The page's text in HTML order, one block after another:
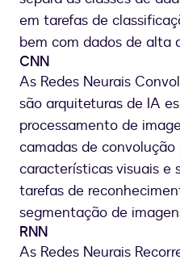
em tarefas de
bem com dados de alta
CNN
As Redes Neurais
são arquiteturas de IA
processamento de
camadas de
características visuais e
tarefas de
segmentação de
RNN
As Redes Neurais